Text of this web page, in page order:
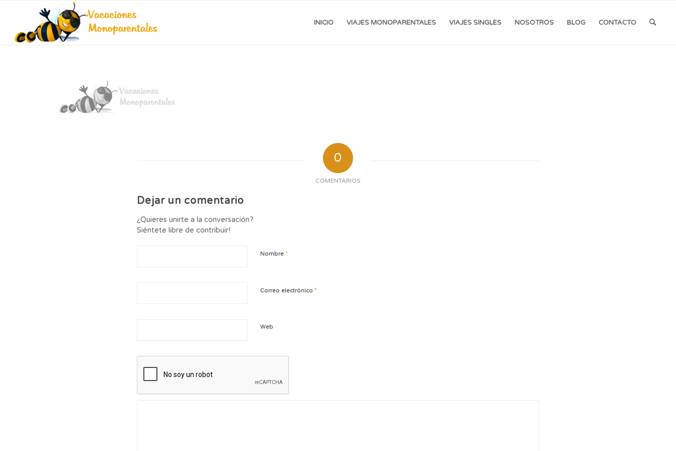
INICIO VIAJES MONOPARENTALES VIAJES SINGLES NOSOTROS BLOG CONTACTO
0
COMENTARIOS
Dejar un comentario
¿Quieres unirte a la conversación?
Siéntete libre de contribuir!
Nombre *
Correo electrónico *
Web